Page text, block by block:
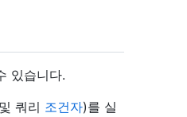
있습니다.
및 쿼리 조건자)를 실